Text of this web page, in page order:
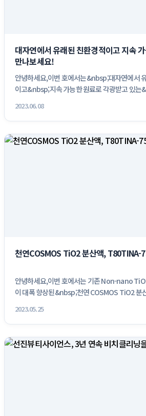
대자연에서 유래된 친환경적이고 지속
만나보세요!
안녕하세요,이번 호에서는&nbsp;대자연에서
이고&nbsp;지속 가능한 원료로 각광받고 있는
2023.06.08
천연COSMOS TiO2 분산액, T80TINA-
안녕하세요,이번 호에서는 기존 Non-nano
이 대폭 향상된&nbsp;천연 COSMOS TiO2 분
2023.05.25